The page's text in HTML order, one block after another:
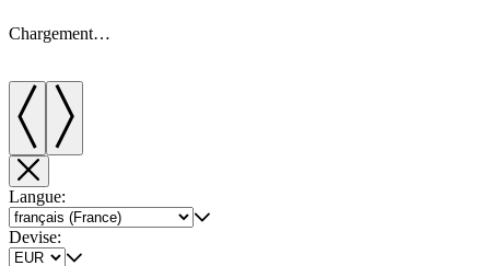
Chargement…
Langue:
Devise: